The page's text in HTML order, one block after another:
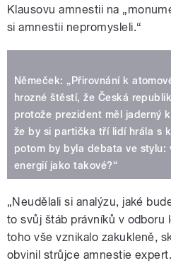
Klausovu amnestii na
si amnestii nepromysleli.“
Němeček: „Přirovnání k
hrozné štěstí, že Česká
protože prezident měl jaderný
že by si partička tří lidí hrála s
potom by byla debata ve stylu:
energií jako takové?“
„Neudělali si analýzu, jaké
to svůj štáb právníků v odboru
toho vše vznikalo zakukleně,
obvinil strůjce amnestie expert.